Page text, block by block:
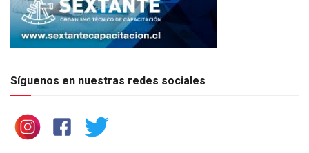
Síguenos en nuestras redes sociales